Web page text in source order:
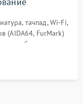
тачпад, Wi-Fi,
(AIDA64, FurMark)
и стабильности